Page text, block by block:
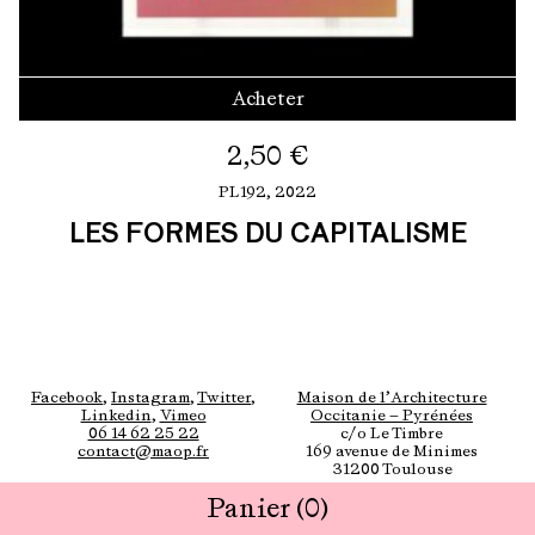
Acheter
2,50 €
PL192, 2022
LES FORMES DU CAPITALISME
Panier (0)
Facebook, Instagram, Twitter,
Linkedin, Vimeo
Maison de l’Architecture
Occitanie — Pyrénées
06 14 62 25 22
contact@maop.fr
c/o Le Timbre
169 avenue de Minimes
31200 Toulouse